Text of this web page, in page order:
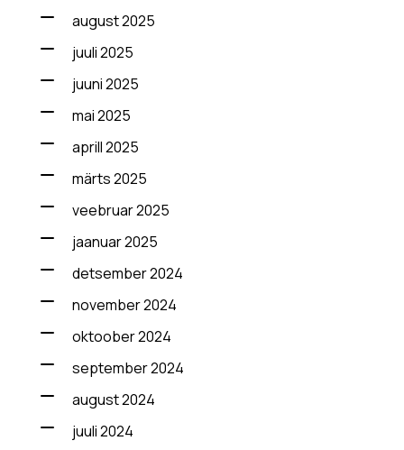
august 2025
juuli 2025
juuni 2025
mai 2025
aprill 2025
märts 2025
veebruar 2025
jaanuar 2025
detsember 2024
november 2024
oktoober 2024
september 2024
august 2024
juuli 2024